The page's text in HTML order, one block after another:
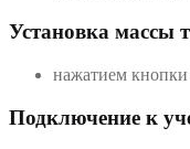
Установка массы
нажатием
Подключение к